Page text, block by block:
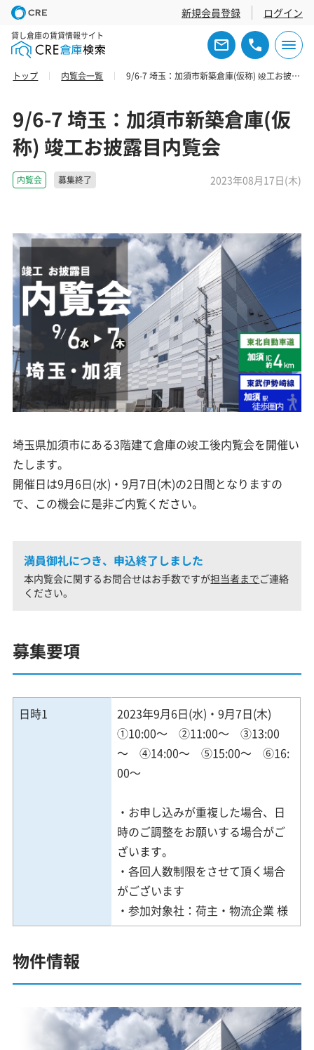
新規会員登録 ログイン
貸し倉庫の賃貸情報サイト
トップ 内覧会一覧 9/6-7 埼玉：加須市新築倉庫(仮称) 竣工お披露目内覧会
9/6-7 埼玉：加須市新築倉庫(仮
称) 竣工お披露目内覧会
内覧会 募集終了 2023年08月17日(木)
埼玉県加須市にある3階建て倉庫の竣工後内覧会を開催い
たします。
開催日は9月6日(水)・9月7日(木)の2日間となりますの
で、この機会に是非ご内覧ください。
満員御礼につき、申込終了しました
本内覧会に関するお問合せはお手数ですが担当者までご連絡
ください。
募集要項
日時1
2023年9月6日(水)・9月7日(木)
①10:00～ ②11:00～ ③13:00
～ ④14:00～ ⑤15:00～ ⑥16:
00～
・お申し込みが重複した場合、日
時のご調整をお願いする場合がご
ざいます。
・各回人数制限をさせて頂く場合
がございます
・参加対象社：荷主・物流企業 様
物件情報